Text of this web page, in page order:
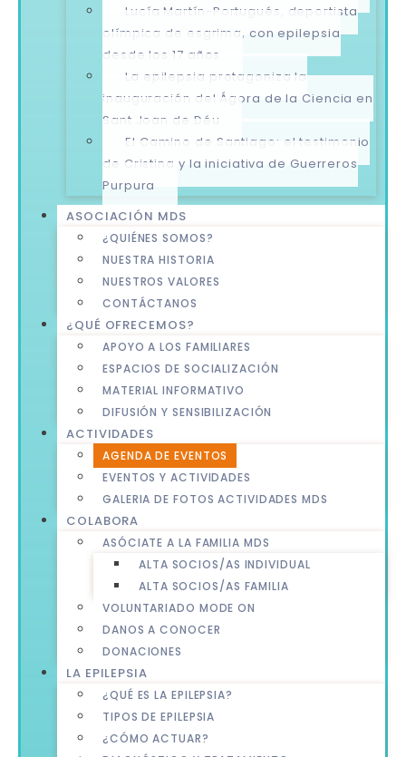
Lucía Martín-Portugués, deportista
olímpica de esgrima, con epilepsia
desde los 17 años
La epilepsia protagoniza la
inauguración del Ágora de la Ciencia en
Sant Joan de Déu
El Camino de Santiago: el testimonio
de Cristina y la iniciativa de Guerreros
Purpura
ASOCIACIÓN MDS
¿QUIÉNES SOMOS?
NUESTRA HISTORIA
NUESTROS VALORES
CONTÁCTANOS
¿QUÉ OFRECEMOS?
APOYO A LOS FAMILIARES
ESPACIOS DE SOCIALIZACIÓN
MATERIAL INFORMATIVO
DIFUSIÓN Y SENSIBILIZACIÓN
ACTIVIDADES
AGENDA DE EVENTOS
EVENTOS Y ACTIVIDADES
GALERIA DE FOTOS ACTIVIDADES MDS
COLABORA
ASÓCIATE A LA FAMILIA MDS
ALTA SOCIOS/AS INDIVIDUAL
ALTA SOCIOS/AS FAMILIA
VOLUNTARIADO MODE ON
DANOS A CONOCER
DONACIONES
LA EPILEPSIA
¿QUÉ ES LA EPILEPSIA?
TIPOS DE EPILEPSIA
¿CÓMO ACTUAR?